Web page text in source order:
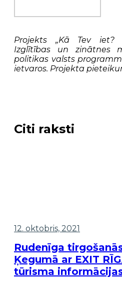
Projekts „Kā Tev iet?
Izglītības un zinātnes
politikas valsts
ietvaros. Projekta
Citi raksti
12. oktobris, 2021
Rudenīga
Ķegumā ar EXIT
tūrisma